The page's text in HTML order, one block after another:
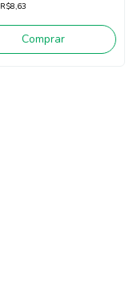
R$8,63
Comprar